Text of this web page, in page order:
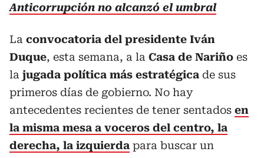
Anticorrupción no alcanzó el umbral
La convocatoria del presidente Iván
Duque, esta semana, a la Casa de Nariño es
la jugada política más estratégica de sus
primeros días de gobierno. No hay
antecedentes recientes de tener sentados en
la misma mesa a voceros del centro, la
derecha, la izquierda para buscar un